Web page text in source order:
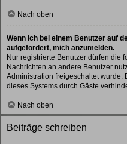
Nach oben
Wenn ich bei einem Benutzer auf
aufgefordert, mich anzumelden.
Nur registrierte Benutzer dürfen die
Nachrichten an andere Benutzer
Administration freigeschaltet wurde.
dieses Systems durch Gäste
Nach oben
Beiträge schreiben